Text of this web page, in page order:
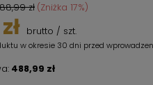
zł (Zniżka 17%)
brutto / szt.
w okresie 30 dni przed
488,99 zł